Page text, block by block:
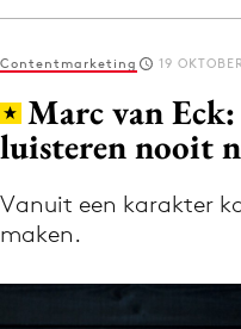
Log in
Volg het laatste
Contentmarketing 19
Marc van
luisteren nooit
Vanuit een karakter
maken.